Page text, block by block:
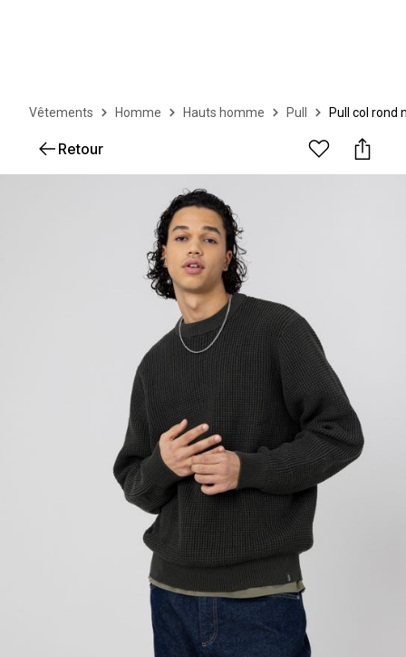
Vêtements Homme Hauts homme Pull Pull col rond
Retour